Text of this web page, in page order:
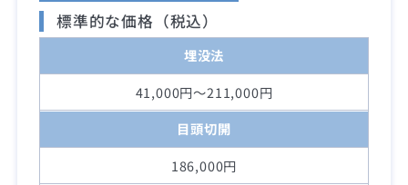
標準的な価格（税込）
埋没法
41,000円～211,000円
目頭切開
186,000円